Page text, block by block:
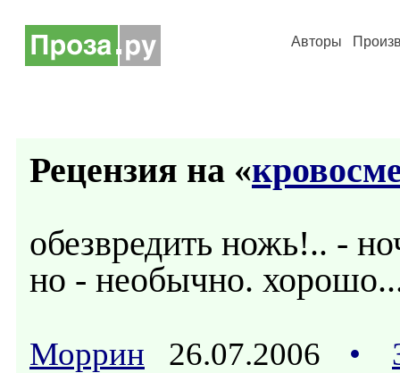
Авторы
Рецензия на «
обезвредить ножь!.. -
но - необычно.
Моррин 26.07.2006 •